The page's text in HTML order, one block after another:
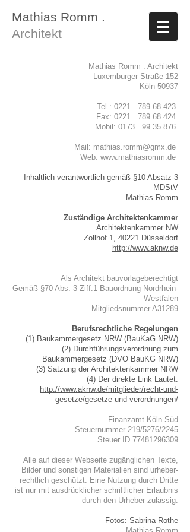
Mathias Romm .
Architekt
Mathias Romm . Architekt
Luxemburger Straße 152
50937 Köln
0221 . 789 68 423
0221 . 789 68 424
0173 . 99 35 876
Web: www.mathiasromm.de
Inhaltlich verantwortlich gemäß §10 Absatz 3
MDStV
Mathias Romm
Zuständige Architektenkammer
Architektenkammer NW
Zollhof 1, 40221 Düsseldorf
http://www.aknw.de
Als Architekt bauvorlageberechtigt
Gemäß §70 Abs. 3 Ziff.1 Bauordnung Nordrhein-
Westfalen
Mitgliedsnummer A31289
Berufsrechtliche Regelungen
(1) Baukammergesetz NRW (BauKaG NRW)
(2) Durchführungsverordnung zum
Baukammergesetz (DVO BauKG NRW)
(3) Satzung der Architektenkammer NRW
(4) Der direkte Link Lautet:
http://www.aknw.de/mitglieder/recht-und-
gesetze/gesetze-und-verordnungen/
Finanzamt Köln-Süd
Steuernummer 219/5276/2245
Steuer ID 77481296309
Alle auf dieser Webseite zugänglichen Texte,
Bilder und sonstigen Materialien sind urheber-
rechtlich geschützt. Eine Nutzung durch Dritte
ist nur mit ausdrücklicher schriftlicher Erlaubnis
durch den Urheber zulässig.
Fotos: Sabrina Rothe